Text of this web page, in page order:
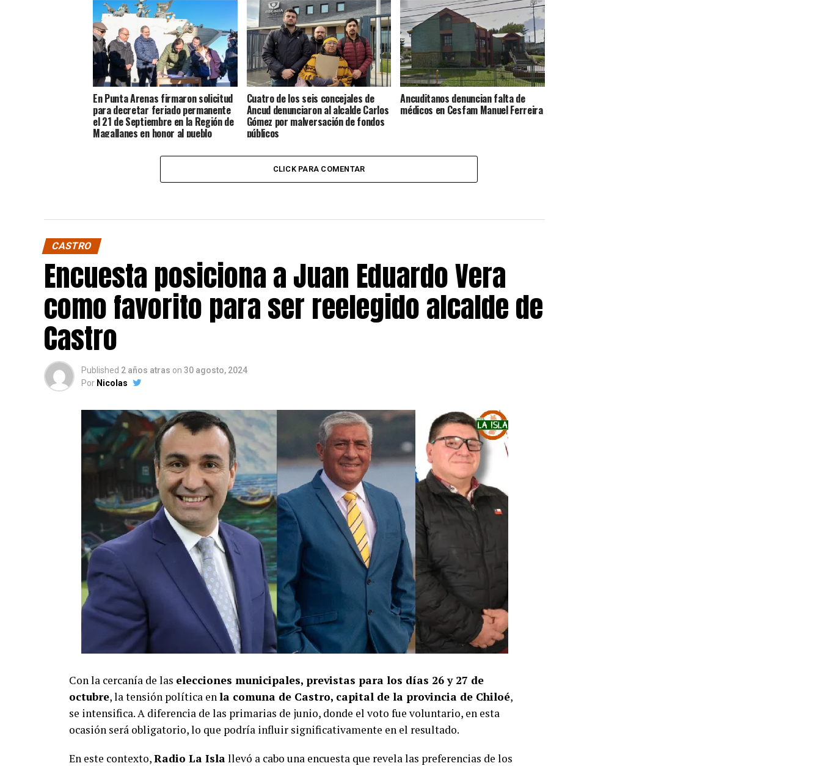
En Punta Arenas firmaron solicitud
para decretar feriado permanente
el 21 de Septiembre en la Región de
Magallanes en honor al pueblo
Cuatro de los seis concejales de
Ancud denunciaron al alcalde Carlos
Gómez por malversación de fondos
públicos
Ancuditanos denuncian falta de
médicos en Cesfam Manuel Ferreira
CLICK PARA COMENTAR
CASTRO
Encuesta posiciona a Juan Eduardo Vera
como favorito para ser reelegido alcalde de
Castro
Published 2 años atras on 30 agosto, 2024
Por Nicolas
Con la cercanía de las elecciones municipales, previstas para los días 26 y 27 de
octubre, la tensión política enla comuna de Castro, capital de la provincia de Chiloé,
se intensifica. A diferencia de las primarias de junio, donde el voto fue voluntario, en esta
ocasión será obligatorio, lo que podría influir significativamente en el resultado.
En este contexto,Radio La Islallevó a cabo una encuesta que revela las preferencias de los